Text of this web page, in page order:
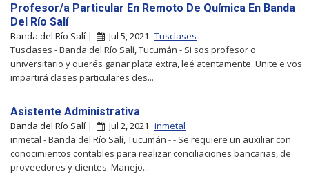
Profesor/a Particular En Remoto De Química En Banda
Del Río Salí
Banda del Río Salí | Jul 5, 2021 Tusclases
Tusclases - Banda del Río Salí, Tucumán - Si sos profesor o
universitario y querés ganar plata extra, leé atentamente. Unite e vos
impartirá clases particulares des...
Asistente Administrativa
Banda del Río Salí | Jul 2, 2021 inmetal
inmetal - Banda del Río Salí, Tucumán - - Se requiere un auxiliar con
conocimientos contables para realizar conciliaciones bancarias, de
proveedores y clientes. Manejo...